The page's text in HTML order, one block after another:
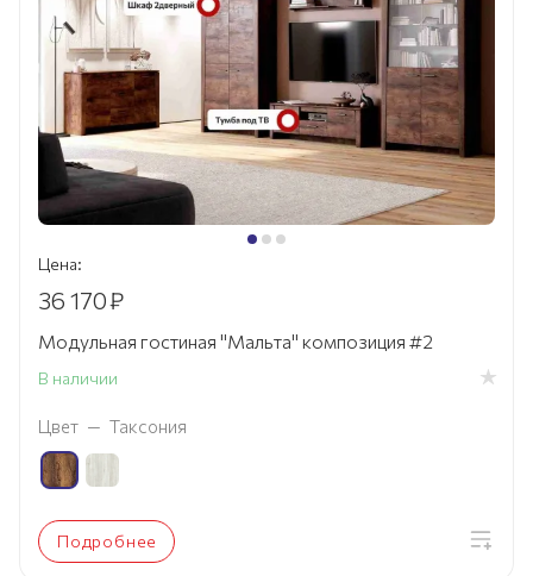
Цена:
36 170₽
Модульная гостиная "Мальта" композиция #2
В наличии
Цвет — Таксония
Подробнее